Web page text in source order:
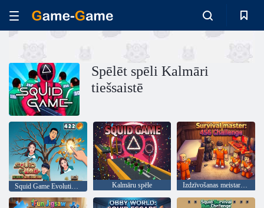
Spēlēt spēli Kalmāri
tiešsaistē
Squid Game Evolution: visi varoņi! Kalmāru spēle Izdzīvošanas meistars: 456 izaicinājums